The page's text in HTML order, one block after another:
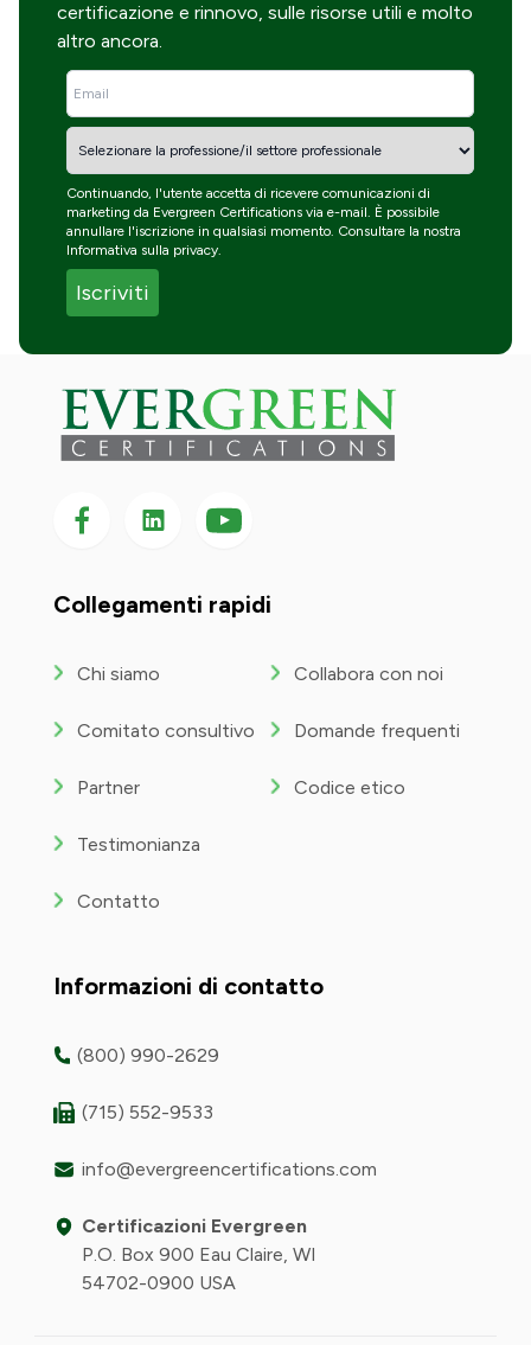
certificazione e rinnovo, sulle risorse utili e molto
altro ancora.
Continuando, l'utente accetta di ricevere comunicazioni di
marketing da Evergreen Certifications via e-mail. È possibile
annullare l'iscrizione in qualsiasi momento. Consultare la nostra
Informativa sulla privacy.
Seguici su Facebook
Seguici su LinkedIn
Seguici
su
Collegamenti rapidi
Chi siamo
Comitato consultivo
Partner
Testimonianza
Contatto
Collabora con noi
Domande frequenti
Codice etico
Informazioni di contatto
(800) 990-2629
(715) 552-9533
info@evergreencertifications.com
Certificazioni Evergreen
P.O. Box 900 Eau Claire, WI
54702-0900 USA